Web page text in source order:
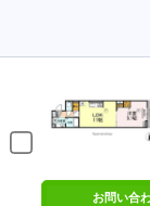
お問い合